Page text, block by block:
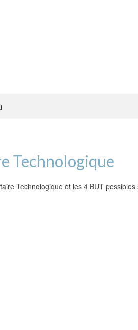
Technologique
Technologique et les 4 BUT possibles